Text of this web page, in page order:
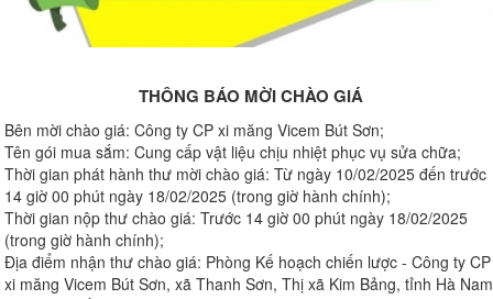
THÔNG BÁO MỜI CHÀO GIÁ
Bên mời chào giá: Công ty CP xi măng Vicem Bút Sơn;
Tên gói mua sắm: Cung cấp vật liệu chịu nhiệt phục vụ sửa chữa;
Thời gian phát hành thư mời chào giá: Từ ngày 10/02/2025 đến trước
14 giờ 00 phút ngày 18/02/2025 (trong giờ hành chính);
Thời gian nộp thư chào giá: Trước 14 giờ 00 phút ngày 18/02/2025
(trong giờ hành chính);
Địa điểm nhận thư chào giá: Phòng Kế hoạch chiến lược - Công ty CP
xi măng Vicem Bút Sơn, xã Thanh Sơn, Thị xã Kim Bảng, tỉnh Hà Nam